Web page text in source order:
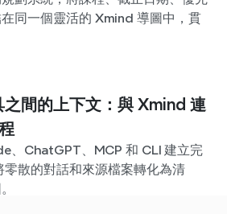
同一個靈活的 Xmind 導圖中，貫
之間的上下文：與 Xmind 連
、ChatGPT、MCP 和 CLI 建立完
散的對話和來源檔案轉化為清